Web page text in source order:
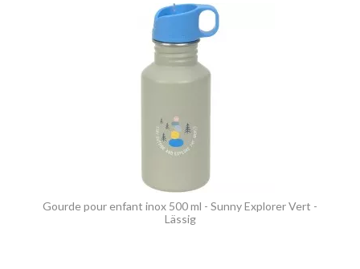
Gourde pour enfant inox 500 ml - Sunny Explorer Vert -
Lässig